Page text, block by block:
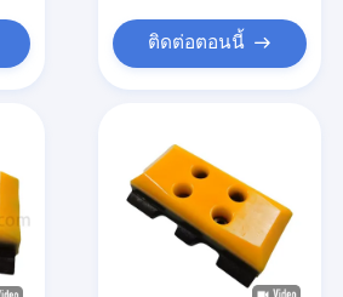
ติดต่อตอนนี้